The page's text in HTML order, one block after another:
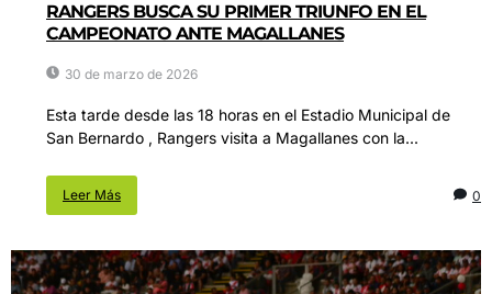
RANGERS BUSCA SU PRIMER TRIUNFO EN EL
CAMPEONATO ANTE MAGALLANES
30 de marzo de 2026
Esta tarde desde las 18 horas en el Estadio Municipal de
San Bernardo , Rangers visita a Magallanes con la...
Leer Más 0